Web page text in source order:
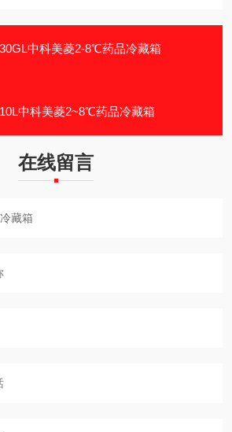
中科美菱2-8℃药品冷藏箱
中科美菱2~8℃药品冷藏箱
在线留言